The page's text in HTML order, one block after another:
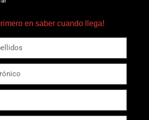
en saber cuando llega!